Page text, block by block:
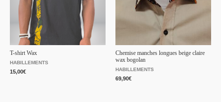
T-shirt Wax
HABILLEMENTS
15,00€
Chemise manches longues beige claire
wax bogolan
HABILLEMENTS
69,90€